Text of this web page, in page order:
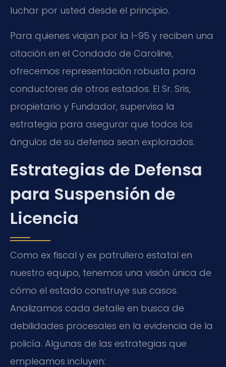
luchar por usted desde el principio.
Para quienes viajan por la I-95 y reciben una
citación en el Condado de Caroline,
ofrecemos representación robusta para
conductores de otros estados. El Sr. Sris,
propietario y Fundador, supervisa la
estrategia para asegurar que todos los
ángulos de su defensa sean explorados.
Estrategias de Defensa
para Suspensión de
Licencia
Como ex fiscal y ex patrullero estatal en
nuestro equipo, tenemos una visión única de
cómo el estado construye sus casos.
Analizamos cada detalle en busca de
debilidades procesales en la evidencia de la
policía. Algunas de las estrategias que
empleamos incluyen: